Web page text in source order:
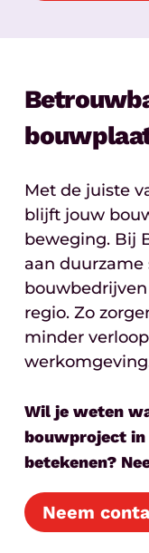
Met de juiste
blijft jouw
beweging. Bij
aan
regio. Zo
minder
Wil je weten
bouwproject
betekenen?
Neem